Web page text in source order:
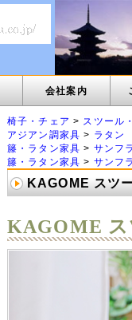
会社案内
椅子・チェア > スツール
アジアン調家具 > ラタン
籐・ラタン家具 > サンフ
籐・ラタン家具 > サンフ
KAGOME スツ
KAGOME ス